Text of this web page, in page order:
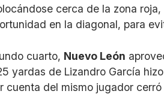
cerca de la zona
en la diagonal, para
cuarto, Nuevo León
yardas de Lizandro García
cuenta del mismo jugador